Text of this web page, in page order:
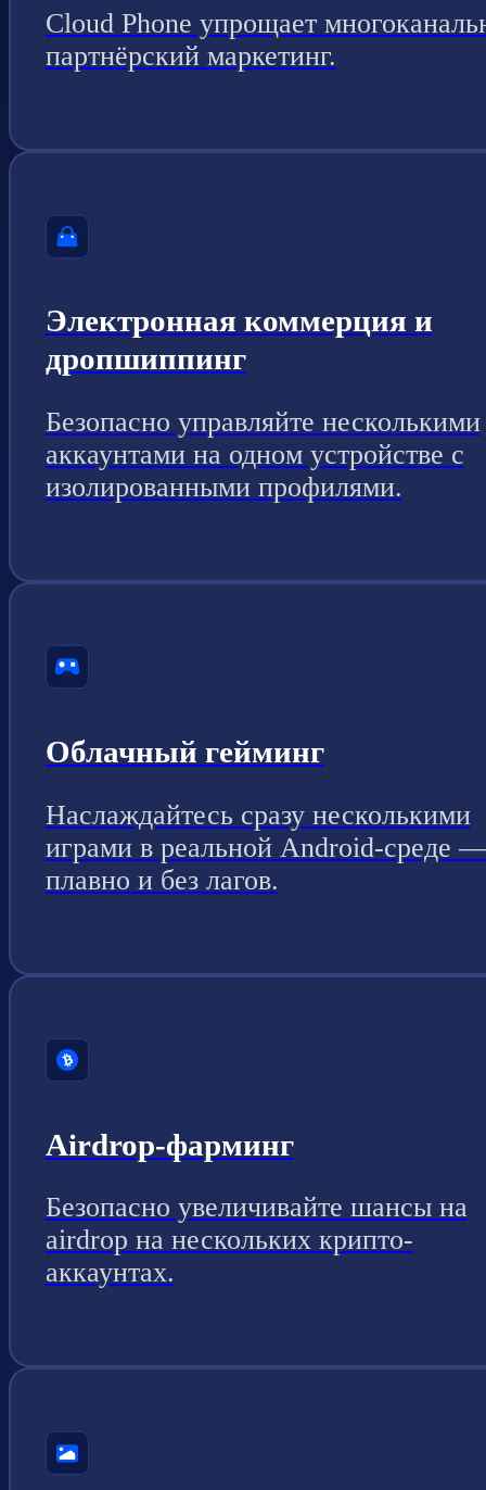
Cloud Phone упрощает
партнёрский маркетинг.
Электронная коммерция и
дропшиппинг
Безопасно управляйте несколькими
аккаунтами на одном устройстве с
изолированными профилями.
Облачный гейминг
Наслаждайтесь сразу несколькими
играми в реальной Android-среде —
плавно и без лагов.
Airdrop-фарминг
Безопасно увеличивайте шансы на
airdrop на нескольких крипто-
аккаунтах.